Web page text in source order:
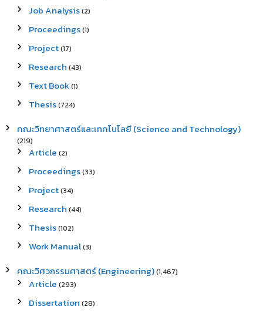
Job Analysis(2)
Proceedings(1)
Project(17)
Research (43)
Text Book(1)
Thesis(724)
คณะวิทยาศาสตร์และเทคโนโลยี (Science and Technology)
(219)
Article (2)
Proceedings(33)
Project(34)
Research (44)
Thesis(102)
Work Manual(3)
คณะวิศวกรรมศาสตร์ (Engineering)(1,467)
Article (293)
Dissertation (28)